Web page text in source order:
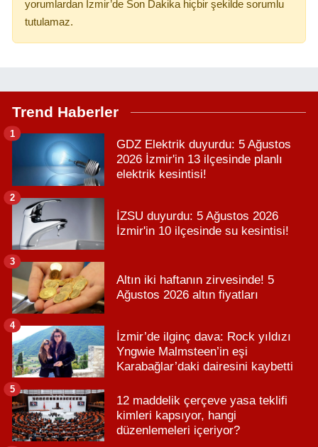
yorumlardan İzmir’de Son Dakika hiçbir şekilde sorumlu
tutulamaz.
Trend Haberler
GDZ Elektrik duyurdu: 5 Ağustos
2026 İzmir'in 13 ilçesinde planlı
elektrik kesintisi!
1
İZSU duyurdu: 5 Ağustos 2026
İzmir'in 10 ilçesinde su kesintisi!
2
Altın iki haftanın zirvesinde! 5
Ağustos 2026 altın fiyatları
3
İzmir’de ilginç dava: Rock yıldızı
Yngwie Malmsteen’in eşi
Karabağlar’daki dairesini kaybetti
4
12 maddelik çerçeve yasa teklifi
kimleri kapsıyor, hangi
düzenlemeleri içeriyor?
5